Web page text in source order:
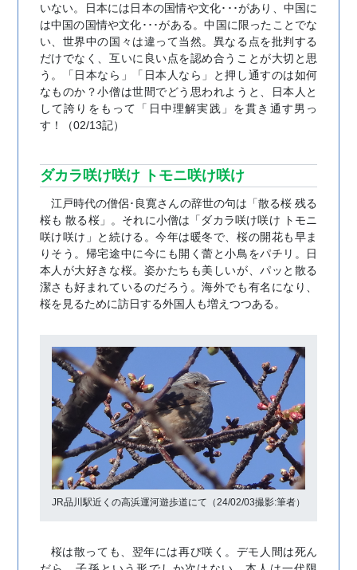
いない。日本には日本の国情や文化･･･があり、中国に
は中国の国情や文化･･･がある。中国に限ったことでな
い、世界中の国々は違って当然。異なる点を批判する
だけでなく、互いに良い点を認め合うことが大切と思
う。「日本なら」「日本人なら」と押し通すのは如何
なものか？小僧は世間でどう思われようと、日本人と
して誇りをもって「日中理解実践」を貫き通す男っ
す！（02/13記）
ダカラ咲け咲け トモニ咲け咲け
江戸時代の僧侶･良寛さんの辞世の句は「散る桜 残る
桜も 散る桜」。それに小僧は「ダカラ咲け咲け トモニ
咲け咲け」と続ける。今年は暖冬で、桜の開花も早ま
りそう。帰宅途中に今にも開く蕾と小鳥をパチリ。日
本人が大好きな桜。姿かたちも美しいが、パッと散る
潔さも好まれているのだろう。海外でも有名になり、
桜を見るために訪日する外国人も増えつつある。
JR品川駅近くの高浜運河遊歩道にて（24/02/03撮影:筆者）
桜は散っても、翌年には再び咲く。デモ人間は死ん